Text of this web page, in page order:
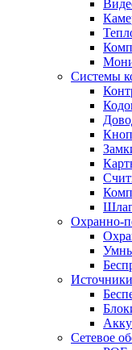
Системы
Охранно-
Сетевое